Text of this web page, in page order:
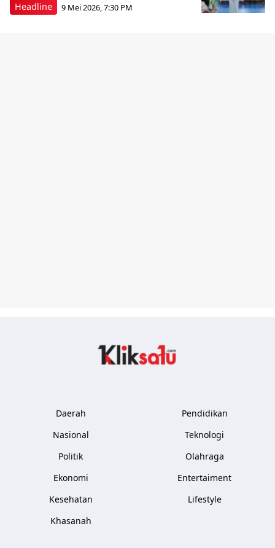
Headline 9 Mei 2026, 7:30 PM
Daerah
Nasional
Politik
Ekonomi
Kesehatan
Khasanah
Pendidikan
Teknologi
Olahraga
Entertaiment
Lifestyle